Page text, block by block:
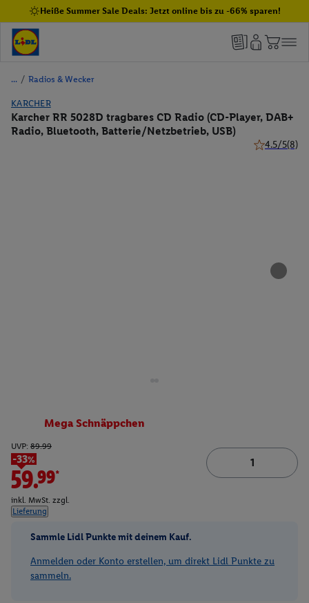
Heiße Summer Sale Deals: Jetzt online bis zu -66% sparen!
/ Radios & Wecker
KARCHER
Karcher RR 5028D tragbares CD Radio (CD-Player, DAB+
Radio, Bluetooth, Batterie/Netzbetrieb, USB)
4.5/5(8)
Mega Schnäppchen
UVP: 89.99
-33%
59.99*
inkl. MwSt. zzgl.
Lieferung
Sammle Lidl Punkte mit deinem Kauf.
Anmelden oder Konto erstellen, um direkt Lidl Punkte zu
sammeln.